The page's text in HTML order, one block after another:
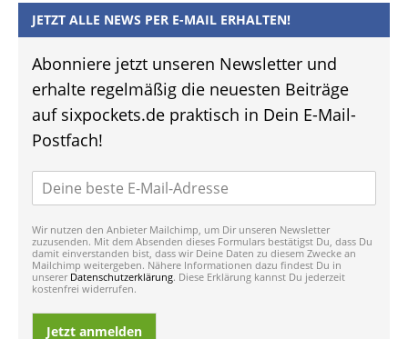
JETZT ALLE NEWS PER E-MAIL ERHALTEN!
Abonniere jetzt unseren Newsletter und
erhalte regelmäßig die neuesten Beiträge
auf sixpockets.de praktisch in Dein E-Mail-
Postfach!
Wir nutzen den Anbieter Mailchimp, um Dir unseren Newsletter
zuzusenden. Mit dem Absenden dieses Formulars bestätigst Du, dass Du
damit einverstanden bist, dass wir Deine Daten zu diesem Zwecke an
Mailchimp weitergeben. Nähere Informationen dazu findest Du in
unserer Datenschutzerklärung. Diese Erklärung kannst Du jederzeit
kostenfrei widerrufen.
Jetzt anmelden